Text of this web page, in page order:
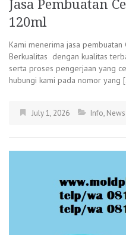
Jasa Pembuatan
120ml
Kami menerima jasa
Berkualitas dengan kualitas
serta proses pengerjaan yang
hubungi kami pada nomor yang
July 1, 2026 Info, News